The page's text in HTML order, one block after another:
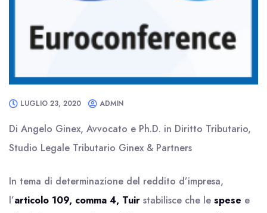
LUGLIO 23, 2020 ADMIN
Di Angelo Ginex, Avvocato e Ph.D. in Diritto Tributario,
Studio Legale Tributario Ginex & Partners
In tema di determinazione del reddito d’impresa,
l’articolo 109, comma 4, Tuir stabilisce che le spese e